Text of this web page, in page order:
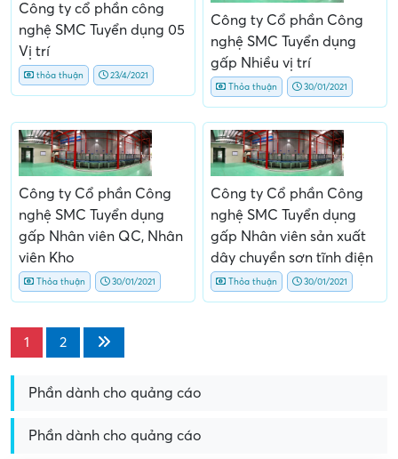
Công ty cổ phần công
nghệ SMC Tuyển dụng 05
Vị trí
thỏa thuận 23/4/2021
Công ty Cổ phần Công
nghệ SMC Tuyển dụng
gấp Nhiều vị trí
Thỏa thuận 30/01/2021
Công ty Cổ phần Công
nghệ SMC Tuyển dụng
gấp Nhân viên QC, Nhân
viên Kho
Thỏa thuận 30/01/2021
Công ty Cổ phần Công
nghệ SMC Tuyển dụng
gấp Nhân viên sản xuất
dây chuyền sơn tĩnh điện
Thỏa thuận 30/01/2021
1 2
Phần dành cho quảng cáo
Phần dành cho quảng cáo